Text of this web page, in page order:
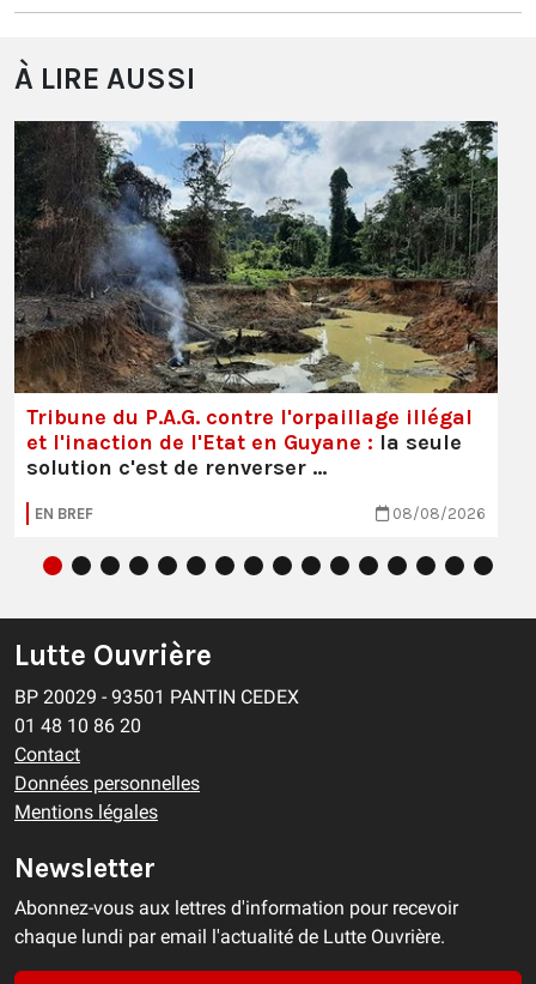
À LIRE AUSSI
Tribune du P.A.G. contre l'orpaillage illégal
et l'inaction de l'Etat en Guyane : la seule
solution c'est de renverser …
EN BREF 08/08/2026
Lutte Ouvrière
BP 20029 - 93501 PANTIN CEDEX
01 48 10 86 20
Contact
Données personnelles
Mentions légales
Newsletter
Abonnez-vous aux lettres d'information pour recevoir
chaque lundi par email l'actualité de Lutte Ouvrière.